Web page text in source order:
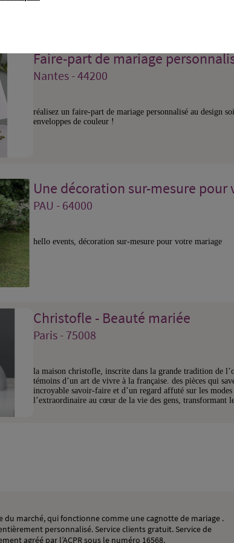
Faire-part de mariage
Nantes - 44200
réalisez un faire-part de mariage personnalisé au design
enveloppes de couleur !
Une décoration sur-mesure pour
PAU - 64000
hello events, décoration sur-mesure pour votre mariage
Christofle - Beauté mariée
Paris - 75008
la maison christofle, inscrite dans la grande tradition de
témoins d’un art de vivre à la française. des pièces qui
incroyable savoir-faire et d’un regard affuté sur les
l’extraordinaire au cœur de la vie des gens, transformant
du marché, qui fonctionne comme une cagnotte de mariage .
personnalisé. Service clients gratuit. Service de
agréé par l’ACPR sous le numéro 16568.